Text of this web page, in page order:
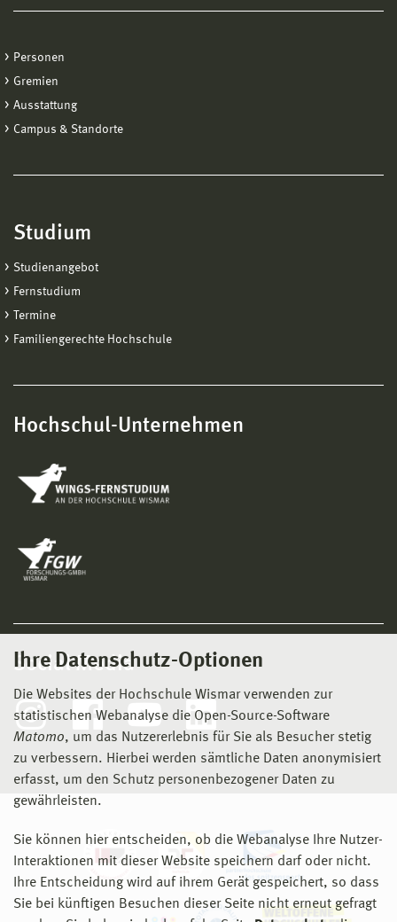
Ihre Datenschutz-Optionen
Die Websites der Hochschule Wismar verwenden zur
statistischen Webanalyse die Open-Source-Software
Matomo, um das Nutzererlebnis für Sie als Besucher stetig
zu verbessern. Hierbei werden sämtliche Daten anonymisiert
erfasst, um den Schutz personenbezogener Daten zu
gewährleisten.
Sie können hier entscheiden, ob die Webanalyse Ihre Nutzer-
Interaktionen mit dieser Website speichern darf oder nicht.
Ihre Entscheidung wird auf ihrem Gerät gespeichert, so dass
Sie bei künftigen Besuchen dieser Seite nicht erneut gefragt
Personen
Gremien
Ausstattung
Campus & Standorte
Studium
Studienangebot
Fernstudium
Termine
Familiengerechte Hochschule
Hochschul-Unternehmen
Social Media